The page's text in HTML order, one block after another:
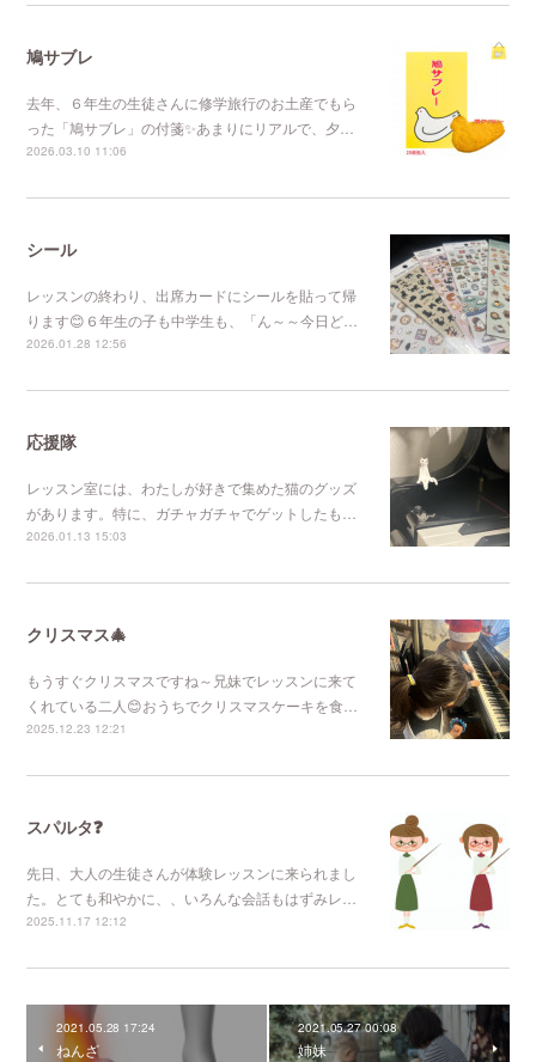
鳩サブレ
去年、６年生の生徒さんに修学旅行のお土産でもら
った「鳩サブレ」の付箋✨あまりにリアルで、夕…
2026.03.10 11:06
シール
レッスンの終わり、出席カードにシールを貼って帰
ります😊６年生の子も中学生も、「ん～～今日ど…
2026.01.28 12:56
応援隊
レッスン室には、わたしが好きで集めた猫のグッズ
があります。特に、ガチャガチャでゲットしたも…
2026.01.13 15:03
クリスマス🎄
もうすぐクリスマスですね～兄妹でレッスンに来て
くれている二人😊おうちでクリスマスケーキを食…
2025.12.23 12:21
スパルタ❓
先日、大人の生徒さんが体験レッスンに来られまし
た。とても和やかに、、いろんな会話もはずみレ…
2025.11.17 12:12
2021.05.28 17:24
ねんざ
2021.05.27 00:08
姉妹